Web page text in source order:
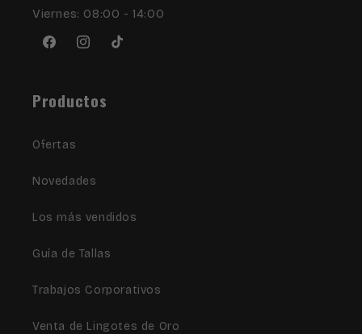
Viernes: 08:00 - 14:00
FacebookInstagram
TikTok
Productos
Ofertas
Novedades
Los más vendidos
Guía de Tallas
Trabajos Corporativos
Venta de Lingotes de Oro